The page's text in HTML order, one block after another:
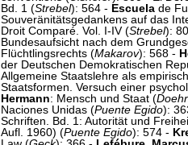
Bd. 1 (Strebel): 564 - Escuela de
Souveränitätsgedankens auf das
Droit Comparé. Vol. I-IV (Strebel):
Bundesaufsicht nach dem
Flüchtlingsrechts (Makarov): 568 -
der Deutschen Demokratischen
Allgemeine Staatslehre als
Staatsformen. Versuch einer
Hermann: Mensch und Staat (
Naciones Unidas (Puente Egido):
Schriften. Bd. 1: Autorität und
Aufl. 1960) (Puente Egido): 574 -